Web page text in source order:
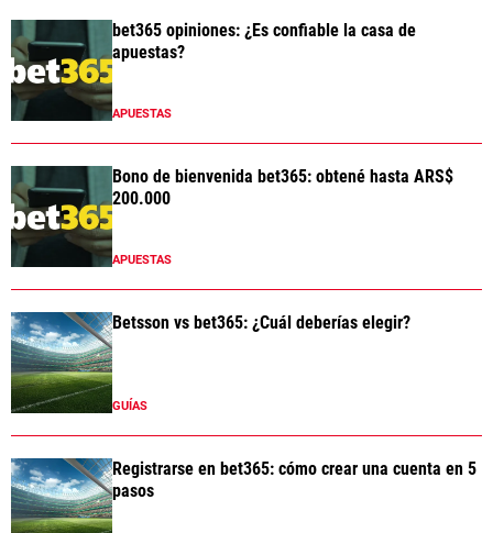
bet365 opiniones: ¿Es confiable la casa de
apuestas?
APUESTAS
Bono de bienvenida bet365: obtené hasta ARS$
200.000
APUESTAS
Betsson vs bet365: ¿Cuál deberías elegir?
GUÍAS
Registrarse en bet365: cómo crear una cuenta en 5
pasos